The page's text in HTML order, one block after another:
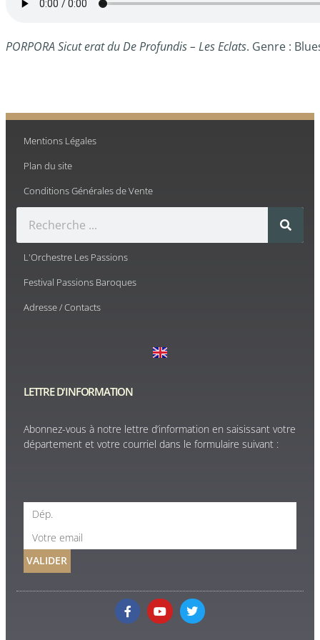
PORPORA Sicut erat du De Profundis – Les Eclats. Genre :
Mentions Légales
Plan du site
Conditions Générales de Vente
L'Orchestre Les Passions
Festival Passions Baroques
Adresse / Contacts
LETTRE D'INFORMATION
Abonnez-vous à notre lettre d’information en saisissant votre
département et votre courriel dans le formulaire suivant :
VALIDER